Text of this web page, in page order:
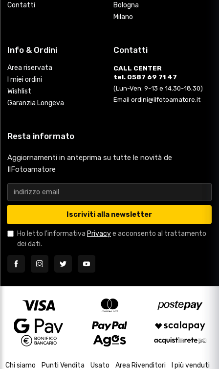
Contatti
Bologna
Milano
Info & Ordini
Area riservata
I miei ordini
Wishlist
Garanzia Longeva
Contatti
CALL CENTER
tel. 0587 69 71 47
(Lun-Ven: 9-13 e 14.30-18.30)
Email ordini@ilfotoamatore.it
Resta informato
Aggiornamenti in anteprima su tutte le novità de
IlFotoamatore
Iscriviti alla newsletter
Ho letto l'informativa Privacye acconsento al trattamento
dei dati.
Chi siamo Punti Vendita Usato Area Rivenditori I più venduti